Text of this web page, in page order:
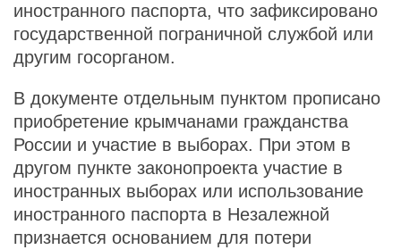
иностранного паспорта, что зафиксировано
государственной пограничной службой или
другим госорганом.
В документе отдельным пунктом прописано
приобретение крымчанами гражданства
России и участие в выборах. При этом в
другом пункте законопроекта участие в
иностранных выборах или использование
иностранного паспорта в Незалежной
признается основанием для потери